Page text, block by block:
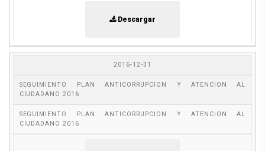
Descargar
2016-12-31
SEGUIMIENTO PLAN ANTICORRUPCION Y ATENCION AL
CIUDADANO 2016
SEGUIMIENTO PLAN ANTICORRUPCION Y ATENCION AL
CIUDADANO 2016